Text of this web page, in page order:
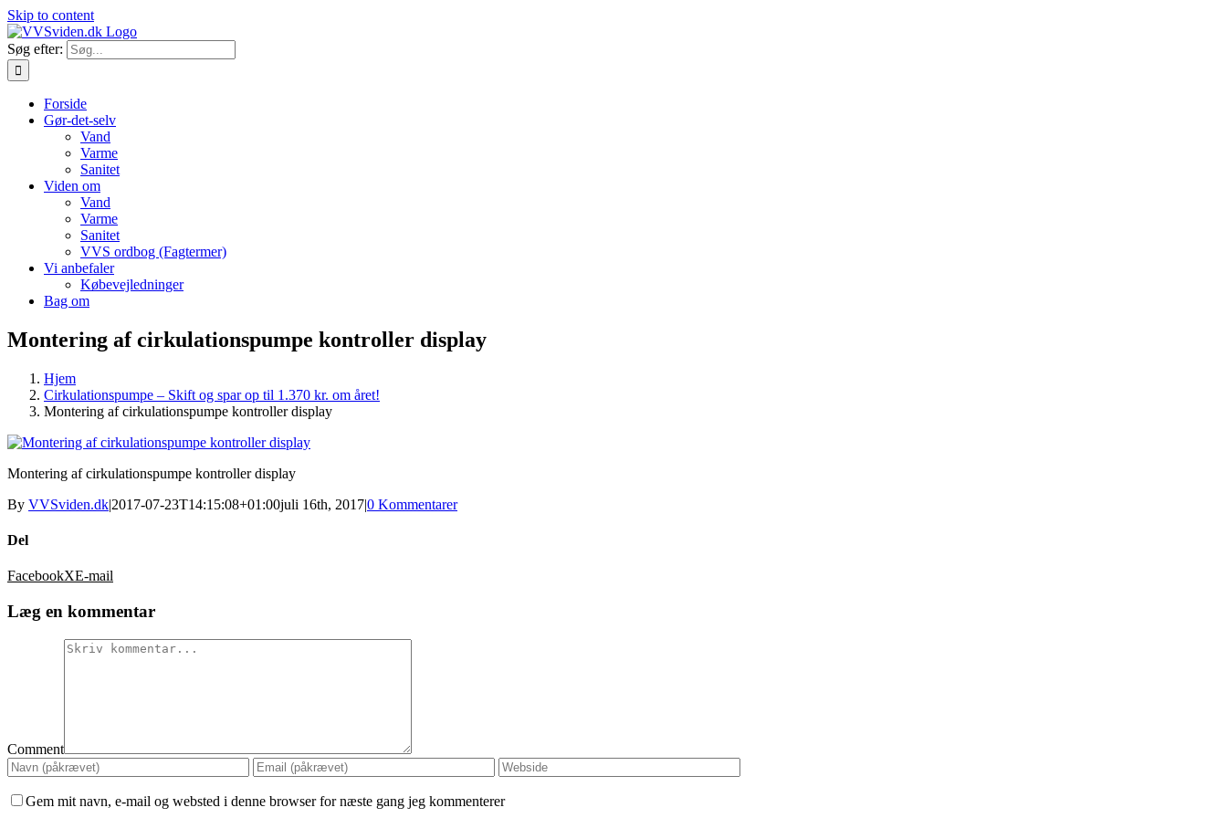
Skip to content
Søg efter:
Forside
Gør-det-selv
Vand
Varme
Sanitet
Viden om
Vand
Varme
Sanitet
VVS ordbog (Fagtermer)
Vi anbefaler
Købevejledninger
Bag om
Montering af cirkulationspumpe kontroller display
Hjem
Cirkulationspumpe – Skift og spar op til 1.370 kr. om året!
Montering af cirkulationspumpe kontroller display
Montering af cirkulationspumpe kontroller display
By VVSviden.dk|2017-07-23T14:15:08+01:00juli 16th, 2017|0 Kommentarer
Del
FacebookXE-mail
Læg en kommentar
Comment
Gem mit navn, e-mail og websted i denne browser for næste gang jeg kommenterer